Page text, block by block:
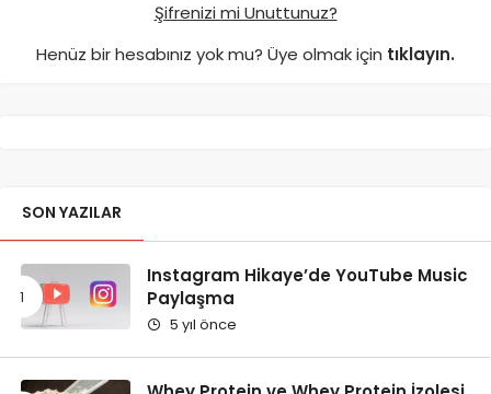
Şifrenizi mi Unuttunuz?
Henüz bir hesabınız yok mu? Üye olmak için tıklayın.
SON YAZILAR
Instagram Hikaye’de YouTube Music
Paylaşma
5 yıl önce